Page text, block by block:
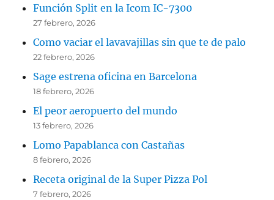
Función Split en la Icom IC-7300
27 febrero, 2026
Como vaciar el lavavajillas sin que te de palo
22 febrero, 2026
Sage estrena oficina en Barcelona
18 febrero, 2026
El peor aeropuerto del mundo
13 febrero, 2026
Lomo Papablanca con Castañas
8 febrero, 2026
Receta original de la Super Pizza Pol
7 febrero, 2026